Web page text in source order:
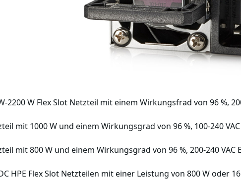
2200 W Flex Slot Netzteil mit einem Wirkungsfrad von 96 %,
mit 1000 W und einem Wirkungsgrad von 96 %, 100-240
mit 800 W und einem Wirkungsgrad von 96 %, 200-240
HPE Flex Slot Netzteilen mit einer Leistung von 800 W oder